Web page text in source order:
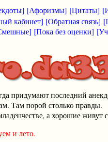
[Афоризмы] [Цитаты]
кабинет] [Обратная связь]
[Пока без оценки]
придумают последний
Там порой столько правды.
а хорошие живут
и лето.